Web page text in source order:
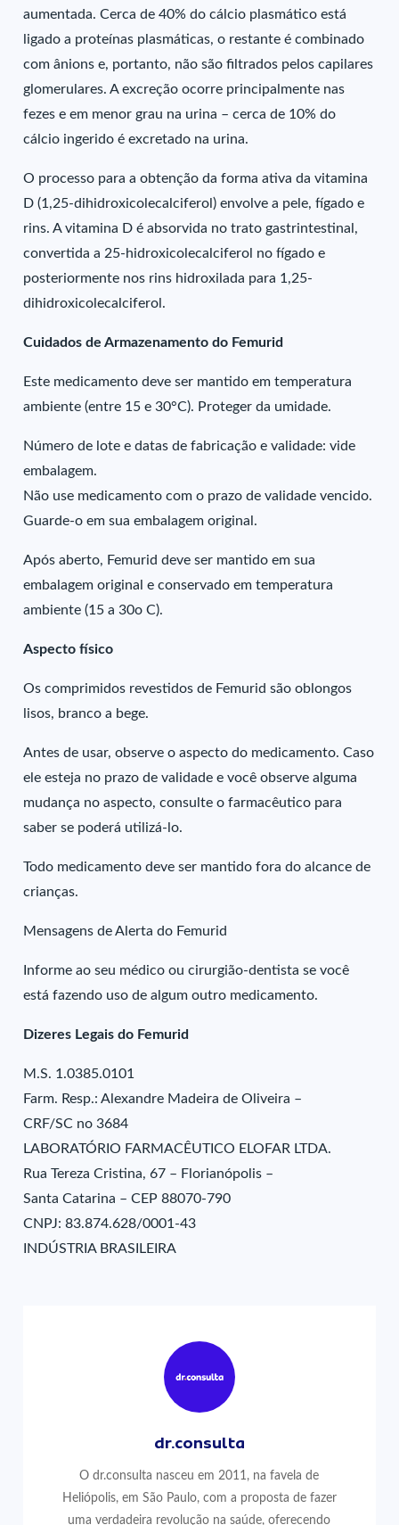
aumentada. Cerca de 40% do cálcio plasmático está
ligado a proteínas plasmáticas, o restante é combinado
com ânions e, portanto, não são filtrados pelos capilares
glomerulares. A excreção ocorre principalmente nas
fezes e em menor grau na urina – cerca de 10% do
cálcio ingerido é excretado na urina.
O processo para a obtenção da forma ativa da vitamina
D (1,25-dihidroxicolecalciferol) envolve a pele, fígado e
rins. A vitamina D é absorvida no trato gastrintestinal,
convertida a 25-hidroxicolecalciferol no fígado e
posteriormente nos rins hidroxilada para 1,25-
dihidroxicolecalciferol.
Cuidados de Armazenamento do Femurid
Este medicamento deve ser mantido em temperatura
ambiente (entre 15 e 30°C). Proteger da umidade.
Número de lote e datas de fabricação e validade: vide
embalagem.
Não use medicamento com o prazo de validade vencido.
Guarde-o em sua embalagem original.
Após aberto, Femurid deve ser mantido em sua
embalagem original e conservado em temperatura
ambiente (15 a 30o C).
Aspecto físico
Os comprimidos revestidos de Femurid são oblongos
lisos, branco a bege.
Antes de usar, observe o aspecto do medicamento. Caso
ele esteja no prazo de validade e você observe alguma
mudança no aspecto, consulte o farmacêutico para
saber se poderá utilizá-lo.
Todo medicamento deve ser mantido fora do alcance de
crianças.
Mensagens de Alerta do Femurid
Informe ao seu médico ou cirurgião-dentista se você
está fazendo uso de algum outro medicamento.
Dizeres Legais do Femurid
M.S. 1.0385.0101
Farm. Resp.: Alexandre Madeira de Oliveira –
CRF/SC no 3684
LABORATÓRIO FARMACÊUTICO ELOFAR LTDA.
Rua Tereza Cristina, 67 – Florianópolis –
Santa Catarina – CEP 88070-790
CNPJ: 83.874.628/0001-43
INDÚSTRIA BRASILEIRA
dr.consulta
O dr.consulta nasceu em 2011, na favela de
Heliópolis, em São Paulo, com a proposta de fazer
uma verdadeira revolução na saúde, oferecendo